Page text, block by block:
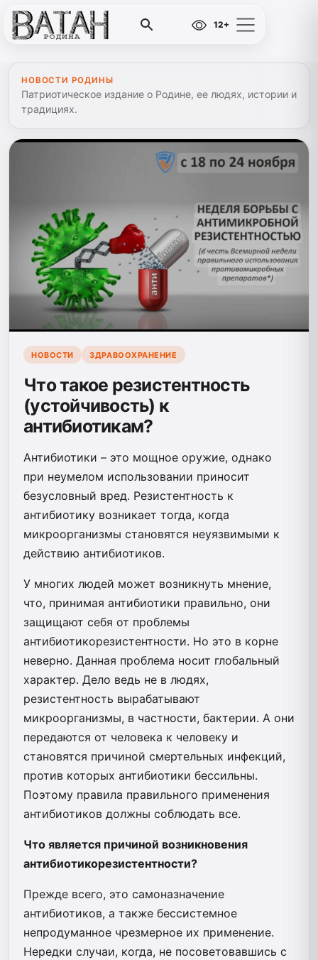
12+
НОВОСТИ РОДИНЫ
Патриотическое издание о Родине, ее людях, истории и
традициях.
НОВОСТИ ЗДРАВООХРАНЕНИЕ
Что такое резистентность
(устойчивость) к
антибиотикам?
Антибиотики – это мощное оружие, однако
при неумелом использовании приносит
безусловный вред. Резистентность к
антибиотику возникает тогда, когда
микроорганизмы становятся неуязвимыми к
действию антибиотиков.
У многих людей может возникнуть мнение,
что, принимая антибиотики правильно, они
защищают себя от проблемы
антибиотикорезистентности. Но это в корне
неверно. Данная проблема носит глобальный
характер. Дело ведь не в людях,
резистентность вырабатывают
микроорганизмы, в частности, бактерии. А они
передаются от человека к человеку и
становятся причиной смертельных инфекций,
против которых антибиотики бессильны.
Поэтому правила правильного применения
антибиотиков должны соблюдать все.
Что является причиной возникновения
антибиотикорезистентности?
Прежде всего, это самоназначение
антибиотиков, а также бессистемное
непродуманное чрезмерное их применение.
Нередки случаи, когда, не посоветовавшись с